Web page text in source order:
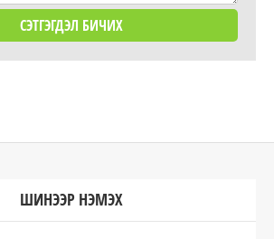
ШИНЭЭР НЭМЭХ